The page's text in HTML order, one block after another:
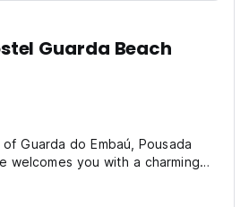
Guarda Beach
Guarda do Embaú, Pousada
welcomes you with a charming
views, an inviting outdoor